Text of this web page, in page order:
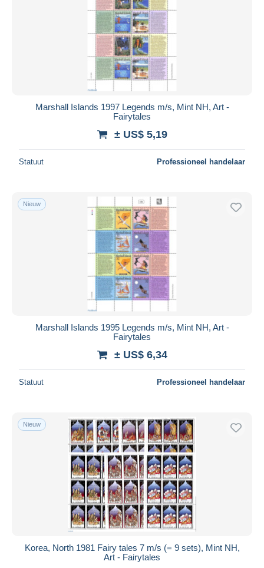
Marshall Islands 1997 Legends m/s, Mint NH, Art -
Fairytales
± US$ 5,19
Statuut Professioneel handelaar
Nieuw
Marshall Islands 1995 Legends m/s, Mint NH, Art -
Fairytales
± US$ 6,34
Statuut Professioneel handelaar
Nieuw
Korea, North 1981 Fairy tales 7 m/s (= 9 sets), Mint NH,
Art - Fairytales